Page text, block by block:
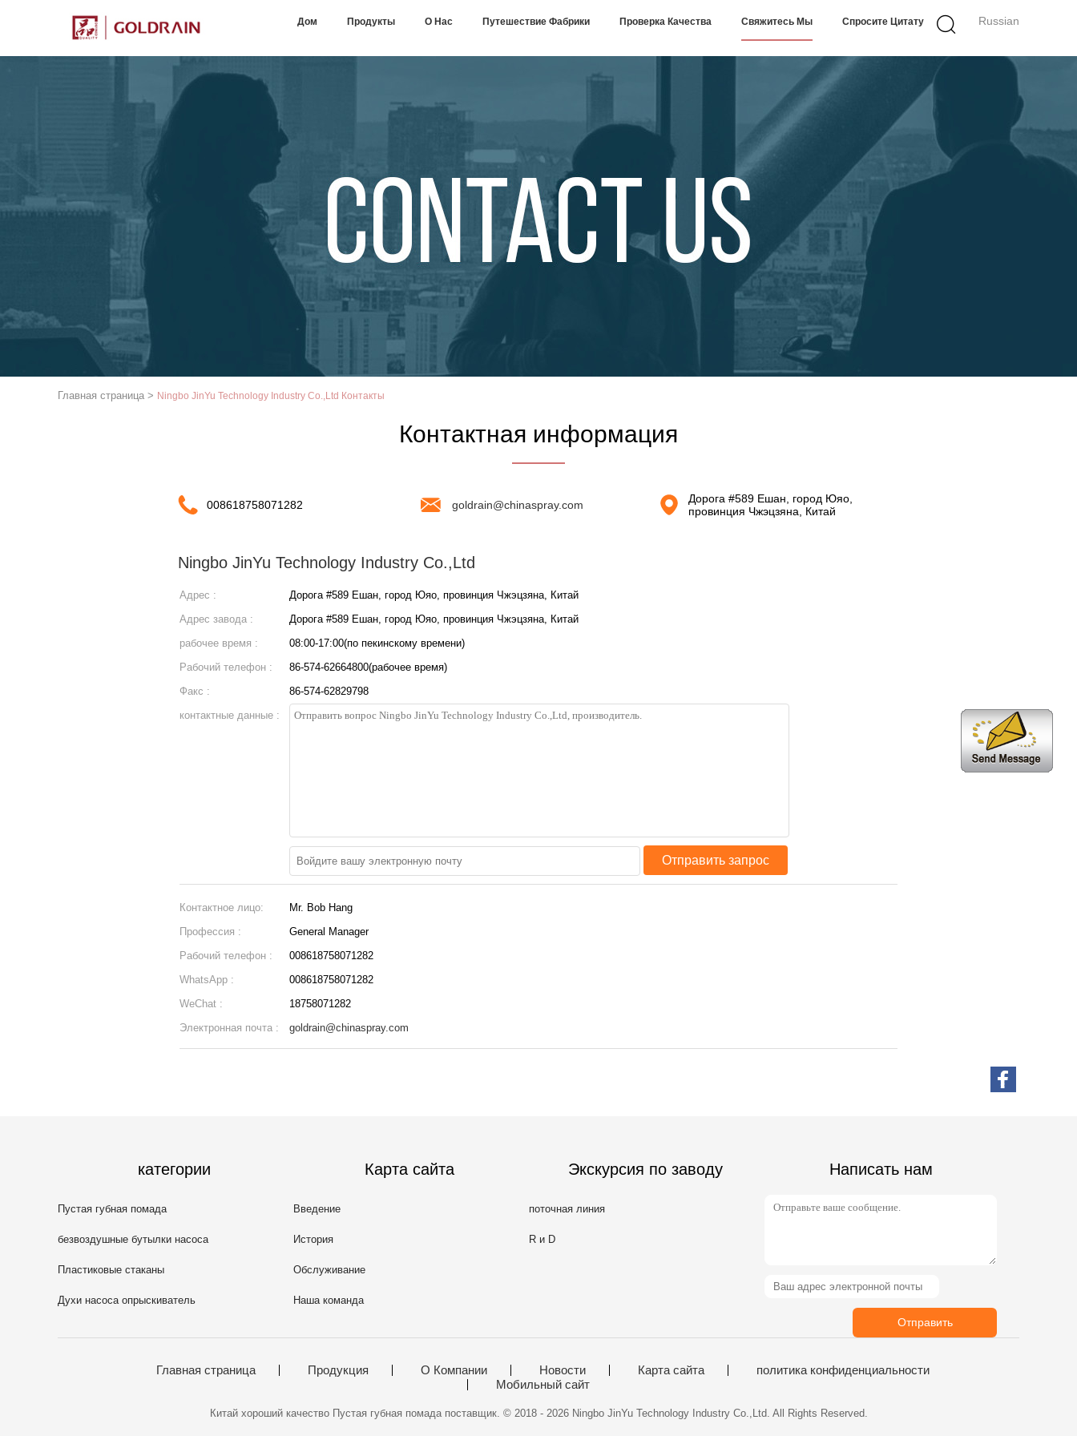
Russian
Дом Продукты О Нас Путешествие Фабрики Проверка Качества Свяжитесь Мы Спросите Цитату
Главная страница > Ningbo JinYu Technology Industry Co.,Ltd Контакты
Контактная информация
008618758071282 goldrain@chinaspray.com
Дорога #589 Ешан, город Юяо,
провинция Чжэцзяна, Китай
Ningbo JinYu Technology Industry Co.,Ltd
Адрес :
Дорога #589 Ешан, город Юяо, провинция Чжэцзяна, Китай
Адрес завода :
Дорога #589 Ешан, город Юяо, провинция Чжэцзяна, Китай
рабочее время :
08:00-17:00(по пекинскому времени)
Рабочий телефон :
86-574-62664800(рабочее время)
Факс :
86-574-62829798
контактные данные :
Отправить запрос
Контактное лицо:
Mr. Bob Hang
Профессия :
General Manager
Рабочий телефон :
008618758071282
WhatsApp :
008618758071282
WeChat :
18758071282
Электронная почта :
goldrain@chinaspray.com
категории
Пустая губная помада
безвоздушные бутылки насоса
Пластиковые стаканы
косметических
Духи насоса опрыскиватель
Карта сайта
Введение
История
Обслуживание
Наша команда
Экскурсия по заводу
поточная линия
R и D
Написать нам
Отправить
Главная страница Продукция О Компании Новости Карта сайта
политика конфиденциальности
Мобильный сайт
Китай хороший качество Пустая губная помада поставщик. © 2018 - 2026 Ningbo JinYu Technology Industry Co.,Ltd. All Rights Reserved.